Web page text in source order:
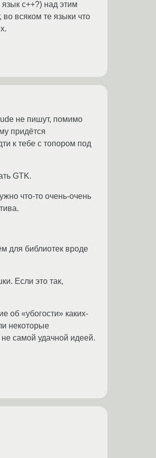
с++?) над этим
всяком те языки что
не пишут, помимо
придётся
к тебе с топором под
GTK.
что-то очень-очень
для библиотек вроде
Если это так,
об «убогости» каких-
некоторые
самой удачной идеей.